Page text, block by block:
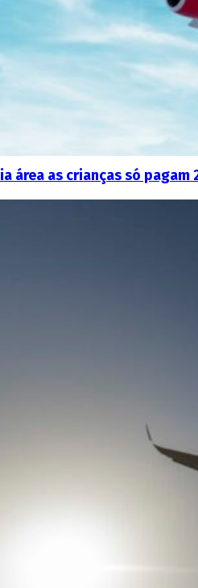
área as crianças só